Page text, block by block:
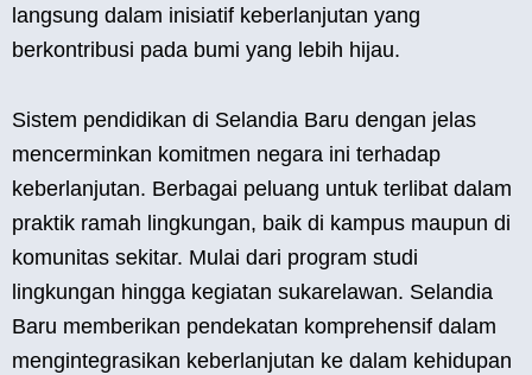
langsung dalam inisiatif keberlanjutan yang
berkontribusi pada bumi yang lebih hijau.
Sistem pendidikan di Selandia Baru dengan jelas
mencerminkan komitmen negara ini terhadap
keberlanjutan. Berbagai peluang untuk terlibat dalam
praktik ramah lingkungan, baik di kampus maupun di
komunitas sekitar. Mulai dari program studi
lingkungan hingga kegiatan sukarelawan. Selandia
Baru memberikan pendekatan komprehensif dalam
mengintegrasikan keberlanjutan ke dalam kehidupan